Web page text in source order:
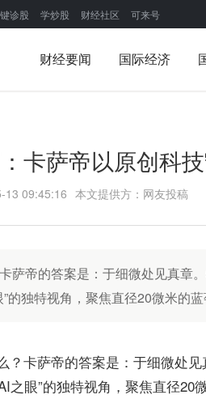
诊股 学炒股 财经社区 可来号
财经要闻 国际经济
卡萨帝以原创科
13 09:45:16 本文提供方：网友投稿
萨帝的答案是：于细微处见真章
的独特视角，聚焦直径20微米的
？卡萨帝的答案是：于细微处
之眼”的独特视角，聚焦直径